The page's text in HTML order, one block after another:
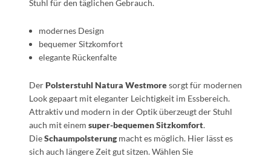
Stuhl für den täglichen Gebrauch.
modernes Design
bequemer Sitzkomfort
elegante Rückenfalte
DerPolsterstuhl Natura Westmoresorgt für modernen
Look gepaart mit eleganter Leichtigkeit im Essbereich.
Attraktiv und modern in der Optik überzeugt der Stuhl
auch mit einem super-bequemen Sitzkomfort.
DieSchaumpolsterungmacht es möglich. Hier lässt es
sich auch längere Zeit gut sitzen. Wählen Sie